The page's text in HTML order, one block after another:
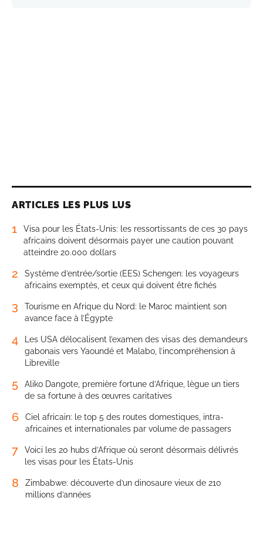
ARTICLES LES PLUS LUS
1
Visa pour les États-Unis: les ressortissants de ces 30 pays
africains doivent désormais payer une caution pouvant
atteindre 20.000 dollars
2
Système d’entrée/sortie (EES) Schengen: les voyageurs
africains exemptés, et ceux qui doivent être fichés
3
Tourisme en Afrique du Nord: le Maroc maintient son
avance face à l’Égypte
4
Les USA délocalisent l’examen des visas des demandeurs
gabonais vers Yaoundé et Malabo, l’incompréhension à
Libreville
5
Aliko Dangote, première fortune d’Afrique, lègue un tiers
de sa fortune à des œuvres caritatives
6
Ciel africain: le top 5 des routes domestiques, intra-
africaines et internationales par volume de passagers
7
Voici les 20 hubs d’Afrique où seront désormais délivrés
les visas pour les États-Unis
8
Zimbabwe: découverte d’un dinosaure vieux de 210
millions d’années